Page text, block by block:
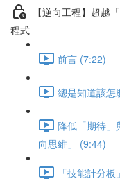
【逆向工程】超越
程式
前言 (7:22)
總是知道該怎
降低「期待」
向思維」 (9:44)
「技能計分